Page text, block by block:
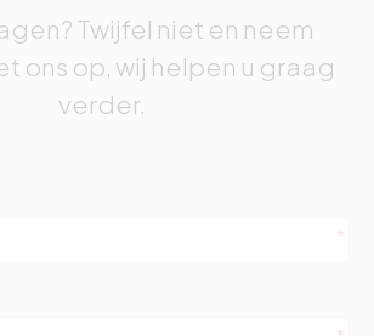
Twijfel niet en neem
ons op, wij helpen u graag
verder.